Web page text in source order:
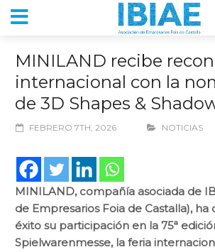
MINILAND recibe
internacional con la
de 3D Shapes &
FEBRERO 7TH, 2026 NOTICIAS
MINILAND, compañía asociada de
de Empresarios Foia de Castalla), ha
éxito su participación en la 75ª
Spielwarenmesse, la feria